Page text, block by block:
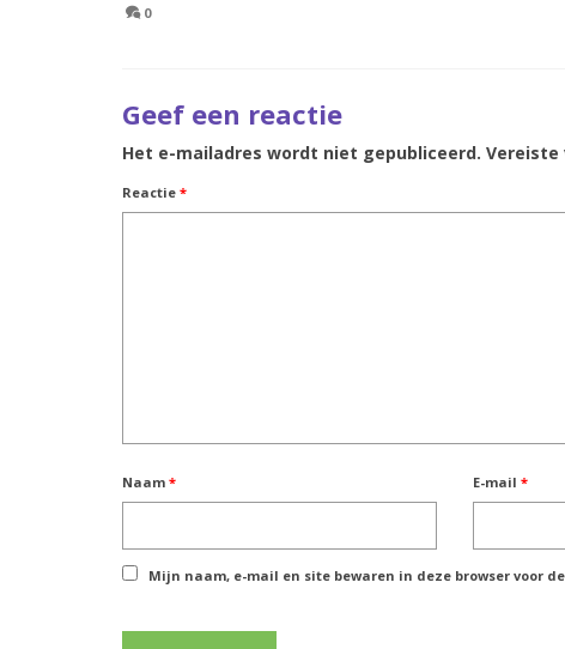
0
Geef een reactie
Het e-mailadres wordt niet gepubliceerd. Vereiste
Reactie *
Naam * E-mail *
Mijn naam, e-mail en site bewaren in deze browser voor